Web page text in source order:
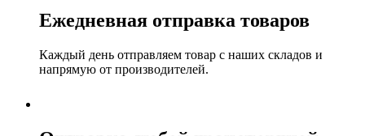
Ежедневная отправка товаров
Каждый день отправляем товар с наших складов и
напрямую от производителей.